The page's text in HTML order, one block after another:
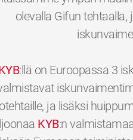
olevalla Gifun
:llä on Euroopassa 3
ja lisäksi
KYB:n